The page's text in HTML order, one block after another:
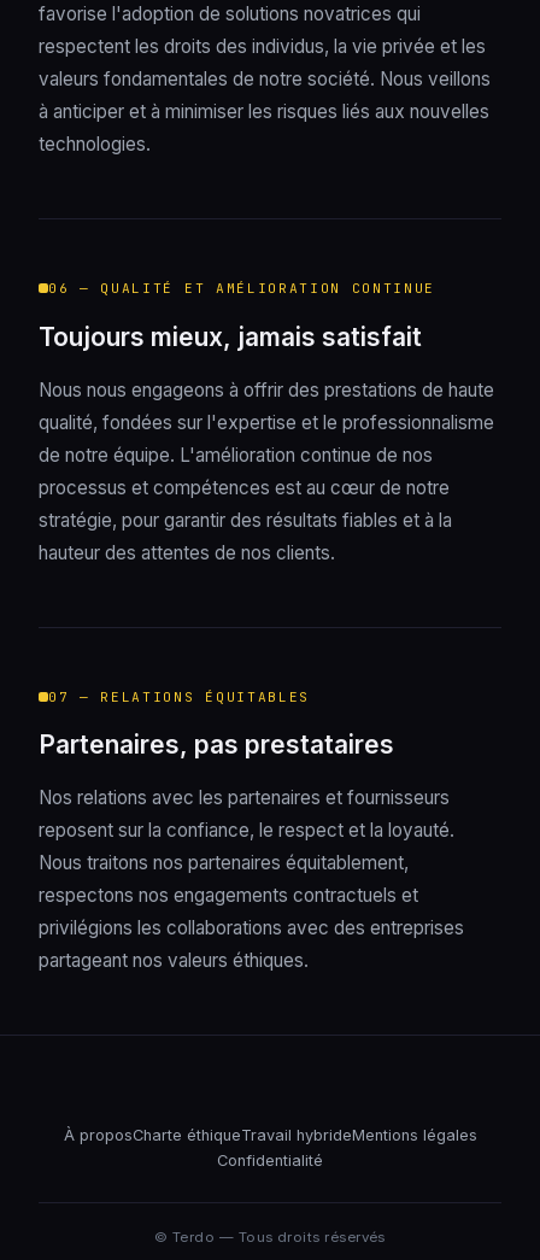
favorise l'adoption de solutions novatrices qui
respectent les droits des individus, la vie privée et les
valeurs fondamentales de notre société. Nous veillons
à anticiper et à minimiser les risques liés aux nouvelles
technologies.
06 — QUALITÉ ET AMÉLIORATION CONTINUE
Toujours mieux, jamais satisfait
Nous nous engageons à offrir des prestations de haute
qualité, fondées sur l'expertise et le professionnalisme
de notre équipe. L'amélioration continue de nos
processus et compétences est au cœur de notre
stratégie, pour garantir des résultats fiables et à la
hauteur des attentes de nos clients.
07 — RELATIONS ÉQUITABLES
Partenaires, pas prestataires
Nos relations avec les partenaires et fournisseurs
reposent sur la confiance, le respect et la loyauté.
Nous traitons nos partenaires équitablement,
respectons nos engagements contractuels et
privilégions les collaborations avec des entreprises
partageant nos valeurs éthiques.
À proposCharte éthiqueTravail hybrideMentions légales
Confidentialité
© Terdo — Tous droits réservés